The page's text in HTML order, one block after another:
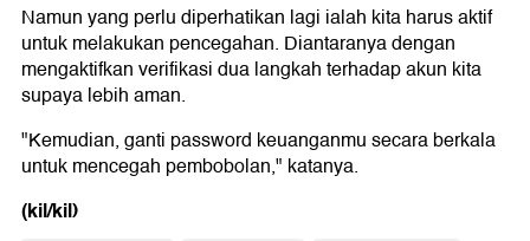
Namun yang perlu diperhatikan lagi ialah kita harus aktif
untuk melakukan pencegahan. Diantaranya dengan
mengaktifkan verifikasi dua langkah terhadap akun kita
supaya lebih aman.
"Kemudian, ganti password keuanganmu secara berkala
untuk mencegah pembobolan," katanya.
(kil/kil)